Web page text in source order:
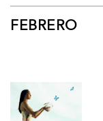
FEBRERO